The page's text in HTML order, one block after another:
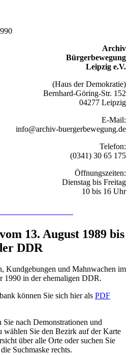
Archiv
Bürgerbewegung
Leipzig e.V.
(Haus der Demokratie)
Bernhard-Göring-Str. 152
04277 Leipzig
E-Mail:
info@archiv-buergerbewegung.de
Telefon:
(0341) 30 65 175
Öffnungszeiten:
Dienstag bis Freitag
10 bis 16 Uhr
13. August 1989 bis
DDR
Kundgebungen und Mahnwachen im
1990 in der ehemaligen DDR.
können Sie sich hier als PDF
nach Demonstrationen und
wählen Sie den Bezirk auf der Karte
über alle Orte oder suchen Sie
Suchmaske rechts.